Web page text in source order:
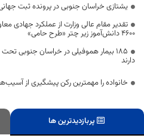
یشتازی خراسان جنوبی در پرونده ثبت
تقدیر مقام عالی وزارت از عملکرد جهادی
۴۶۰۰ دانش‌آموز زیر چتر «طرح حامی»
۱۸۵ بیمار هموفیلی در خراسان
دارند
خانواده را مهمترین رکن پیشگیری از
پربازدیدترین ها